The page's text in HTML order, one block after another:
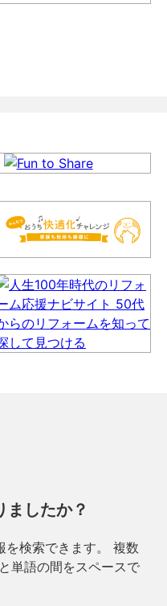
ましたか？
を検索できます。 複数
単語の間をスペースで